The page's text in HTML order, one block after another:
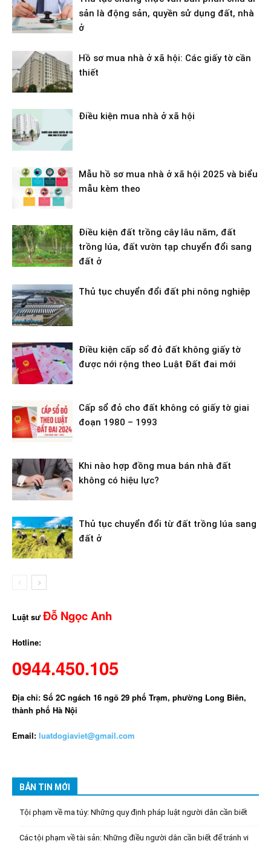
sản là động sản, quyền sử dụng đất, nhà
ở
Hồ sơ mua nhà ở xã hội: Các giấy tờ cần
thiết
Điều kiện mua nhà ở xã hội
Mẫu hồ sơ mua nhà ở xã hội 2025 và biểu
mẫu kèm theo
Điều kiện đất trồng cây lâu năm, đất
trồng lúa, đất vườn tạp chuyển đổi sang
đất ở
Thủ tục chuyển đổi đất phi nông nghiệp
Điều kiện cấp sổ đỏ đất không giấy tờ
được nới rộng theo Luật Đất đai mới
Cấp sổ đỏ cho đất không có giấy tờ giai
đoạn 1980 – 1993
Khi nào hợp đồng mua bán nhà đất
không có hiệu lực?
Thủ tục chuyển đổi từ đất trồng lúa sang
đất ở
Luật sưĐỗ Ngọc Anh
Hotline:
0944.450.105
Địa chỉ: Số 2C ngách 16 ngõ 29 phố Trạm, phường Long Biên,
thành phố Hà Nội
Email: luatdogiaviet@gmail.com
BẢN TIN MỚI
Tội phạm về ma túy: Những quy định pháp luật người dân cần biết
Các tội phạm về tài sản: Những điều người dân cần biết để tránh vi